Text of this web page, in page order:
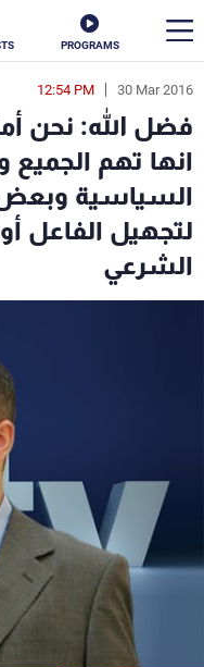
PROGRAMS
30 Mar 2016
12:54 PM
فضل الله: نحن
انها تهم الجميع
السياسية وبعض
لتجهيل الفاعل
الشرعي
en
الأخبار
سياسة
إقتصاد
منوعات
جدول البرامج
شاهد البرامج
الترددات
لاعلاناتكم